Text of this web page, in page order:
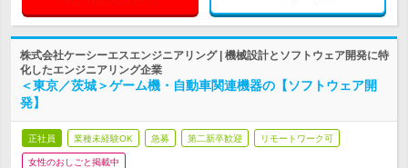
株式会社ケーシーエスエンジニアリング | 機械設計とソフトウェア開発に特
化したエンジニアリング企業
＜東京／茨城＞ゲーム機・自動車関連機器の【ソフトウェア開
発】
正社員 業種未経験OK 急募 第二新卒歓迎 リモートワーク可
女性のおしごと掲載中